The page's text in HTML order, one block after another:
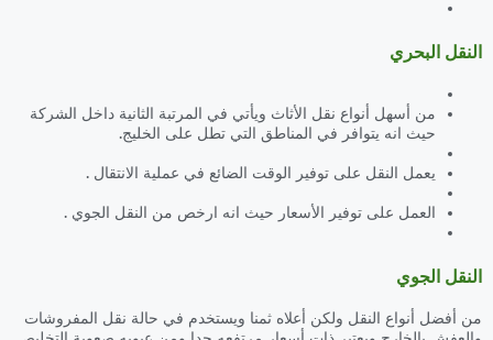
النقل البحري
من أسهل أنواع نقل الأثاث ويأتي في المرتبة الثانية داخل الشركة
حيث انه يتوافر في المناطق التي تطل على الخليج.
يعمل النقل على توفير الوقت الضائع في عملية الانتقال .
العمل على توفير الأسعار حيث انه ارخص من النقل الجوي .
النقل الجوي
من أفضل أنواع النقل ولكن أعلاه ثمنا ويستخدم في حالة نقل المفروشات